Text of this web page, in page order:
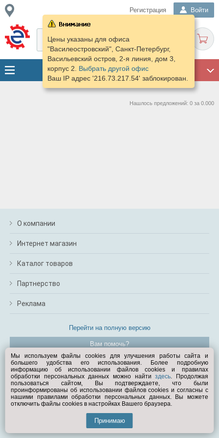
Регистрация Войти
Цены указаны для офиса
"Василеостровский", Санкт-Петербург,
Васильевский остров, 2-я линия, дом 3,
корпус 2. Выбрать другой офис
Ваш IP адрес '216.73.217.54' заблокирован.
Нашлось предложений: 0 за 0.000
О компании
Интернет магазин
Каталог товаров
Партнерство
Реклама
Перейти на полную версию
Вам помочь?
© Exist.ru 1998—2026
Мы используем файлы cookies для улучшения работы сайта и
большего удобства его использования. Более подробную
информацию об использовании файлов cookies и правилах
обработки персональных данных можно найтиздесь. Продолжая
пользоваться сайтом, Вы подтверждаете, что были
проинформированы об использовании файлов cookies и согласны с
нашими правилами обработки персональных данных. Вы можете
отключить файлы cookies в настройках Вашего браузера.
Принимаю